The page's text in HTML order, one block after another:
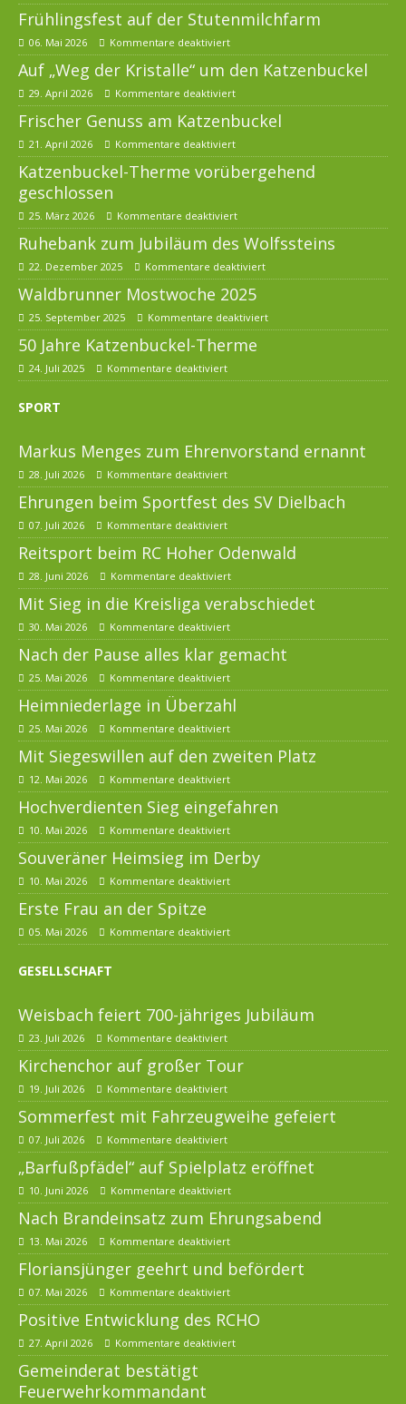
Frühlingsfest auf der Stutenmilchfarm
06. Mai 2026 Kommentare deaktiviert
Auf „Weg der Kristalle“ um den Katzenbuckel
29. April 2026 Kommentare deaktiviert
Frischer Genuss am Katzenbuckel
21. April 2026 Kommentare deaktiviert
Katzenbuckel-Therme vorübergehend
geschlossen
25. März 2026 Kommentare deaktiviert
Ruhebank zum Jubiläum des Wolfssteins
22. Dezember 2025 Kommentare deaktiviert
Waldbrunner Mostwoche 2025
25. September 2025 Kommentare deaktiviert
50 Jahre Katzenbuckel-Therme
24. Juli 2025 Kommentare deaktiviert
SPORT
Markus Menges zum Ehrenvorstand ernannt
28. Juli 2026 Kommentare deaktiviert
Ehrungen beim Sportfest des SV Dielbach
07. Juli 2026 Kommentare deaktiviert
Reitsport beim RC Hoher Odenwald
28. Juni 2026 Kommentare deaktiviert
Mit Sieg in die Kreisliga verabschiedet
30. Mai 2026 Kommentare deaktiviert
Nach der Pause alles klar gemacht
25. Mai 2026 Kommentare deaktiviert
Heimniederlage in Überzahl
25. Mai 2026 Kommentare deaktiviert
Mit Siegeswillen auf den zweiten Platz
12. Mai 2026 Kommentare deaktiviert
Hochverdienten Sieg eingefahren
10. Mai 2026 Kommentare deaktiviert
Souveräner Heimsieg im Derby
10. Mai 2026 Kommentare deaktiviert
Erste Frau an der Spitze
05. Mai 2026 Kommentare deaktiviert
GESELLSCHAFT
Weisbach feiert 700-jähriges Jubiläum
23. Juli 2026 Kommentare deaktiviert
Kirchenchor auf großer Tour
19. Juli 2026 Kommentare deaktiviert
Sommerfest mit Fahrzeugweihe gefeiert
07. Juli 2026 Kommentare deaktiviert
„Barfußpfädel“ auf Spielplatz eröffnet
10. Juni 2026 Kommentare deaktiviert
Nach Brandeinsatz zum Ehrungsabend
13. Mai 2026 Kommentare deaktiviert
Floriansjünger geehrt und befördert
07. Mai 2026 Kommentare deaktiviert
Positive Entwicklung des RCHO
27. April 2026 Kommentare deaktiviert
Gemeinderat bestätigt
Feuerwehrkommandant